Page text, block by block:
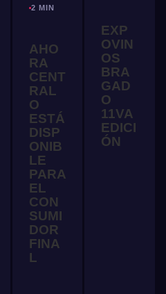
2 MIN
AHO
RA
CENT
RAL
O
ESTÁ
DISP
ONIB
LE
PARA
EL
CON
SUMI
DOR
FINA
L
EXP
OVIN
OS
BRA
GAD
O
11VA
EDICI
ÓN